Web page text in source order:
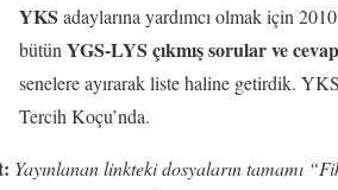
YKS adaylarına yardımcı olmak için
bütün YGS-LYS çıkmış sorular ve
senelere ayırarak liste haline getirdik.
Tercih Koçu’nda.
Yayınlanan linkteki dosyaların tamamı